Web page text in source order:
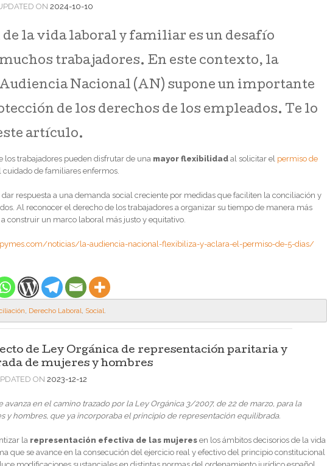
ON 2024-10-10
la vida laboral y familiar es un desafío
trabajadores. En este contexto, la
Nacional (AN) supone un importante
de los derechos de los empleados. Te lo
artículo.
los trabajadores pueden disfrutar de una mayor flexibilidad al solicitar el permiso de
cuidado de familiares enfermos.
dar respuesta a una demanda social creciente por medidas que faciliten la conciliación y
Al reconocer el derecho de los trabajadores a organizar su tiempo de manera más
construir un marco laboral más justo y equitativo.
noticias/la-audiencia-nacional-flexibiliza-y-aclara-el-permiso-de-5-dias/
, Derecho Laboral, Social.
de Ley Orgánica de representación paritaria y
de mujeres y hombres
ON 2023-12-12
avanza en el camino trazado por la Ley Orgánica 3/2007, de 22 de marzo, para la
y hombres, que ya incorporaba el principio de representación equilibrada.
la representación efectiva de las mujeres en los ámbitos decisorios de la vida
que se avance en la consecución del ejercicio real y efectivo del principio constitucional